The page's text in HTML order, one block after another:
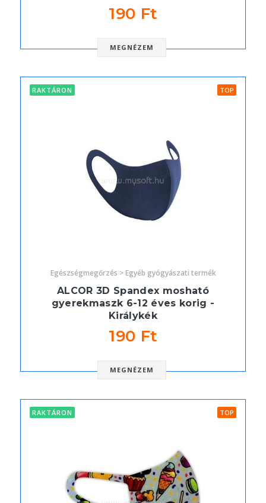
190 Ft
MEGNÉZEM
RAKTÁRON TOP
Egészségmegőrzés > Egyéb gyógyászati termék
ALCOR 3D Spandex mosható
gyerekmaszk 6-12 éves korig -
Királykék
190 Ft
MEGNÉZEM
RAKTÁRON TOP